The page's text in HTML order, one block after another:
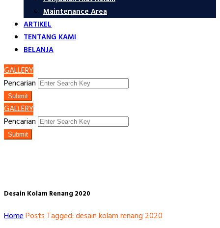
Maintenance Area
ARTIKEL
TENTANG KAMI
BELANJA
GALLERY
Pencarian
Submit
GALLERY
Pencarian
Submit
Desain Kolam Renang 2020
HomePosts Tagged: desain kolam renang 2020